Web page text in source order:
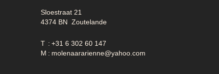
Sloestraat 21
4374 BN Zoutelande
T : +31 6 302 60 147
M : molenaararienne@yahoo.com